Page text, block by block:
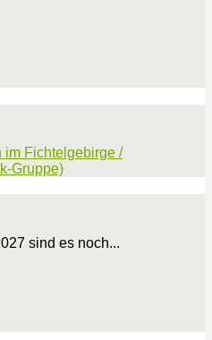
im Fichtelgebirge /
Gruppe)
sind es noch...